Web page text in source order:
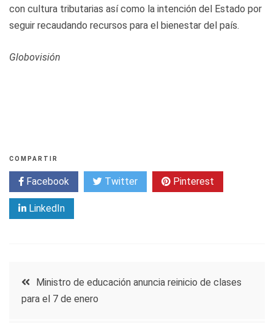
con cultura tributarias así como la intención del Estado por
seguir recaudando recursos para el bienestar del país.
Globovisión
COMPARTIR
Facebook Twitter Pinterest
LinkedIn
Navegación
de
Ministro de educación anuncia reinicio de clases
para el 7 de enero